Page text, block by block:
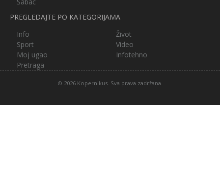
PREGLEDAJTE PO KATEGORIJAMA
Info
Život
Sport
Video
Moj ugao
Infotehno
Pretraga
© 2026 Kopernikus. Sva prava zadržana.